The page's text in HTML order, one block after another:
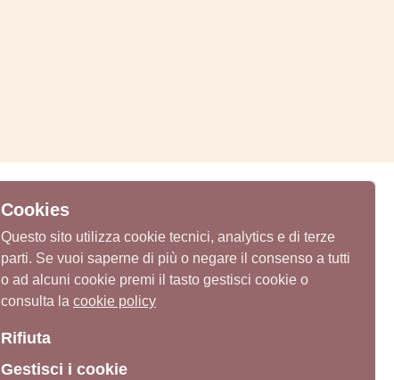
Cookies
Questo sito utilizza cookie tecnici, analytics e di terze
parti. Se vuoi saperne di più o negare il consenso a tutti
o ad alcuni cookie premi il tasto gestisci cookie o
consulta la cookie policy
Rifiuta
Gestisci i cookie